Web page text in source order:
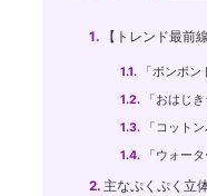
1.【トレンド最前
1.1.「ボンボン
1.2.「おはじき
1.3.「コットン
1.4.「ウォータ
2.主なぷくぷく立